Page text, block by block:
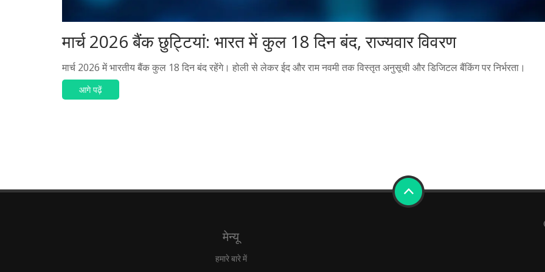
मार्च 2026 बैंक छुट्टियां: भारत में कुल 18 दिन बंद, राज्यवार विवरण
मार्च 2026 में भारतीय बैंक कुल 18 दिन बंद रहेंगे। होली से लेकर ईद और राम नवमी तक विस्तृत अनुसूची और डिजिटल बैंकिंग पर निर्भरता।
आगे पढ़ें
मेन्यू
हमारे बारे में